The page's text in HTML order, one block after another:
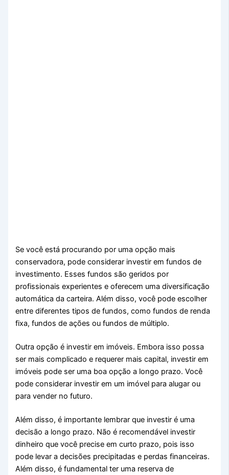
Se você está procurando por uma opção mais
conservadora, pode considerar investir em fundos de
investimento. Esses fundos são geridos por
profissionais experientes e oferecem uma diversificação
automática da carteira. Além disso, você pode escolher
entre diferentes tipos de fundos, como fundos de renda
fixa, fundos de ações ou fundos de múltiplo.
Outra opção é investir em imóveis. Embora isso possa
ser mais complicado e requerer mais capital, investir em
imóveis pode ser uma boa opção a longo prazo. Você
pode considerar investir em um imóvel para alugar ou
para vender no futuro.
Além disso, é importante lembrar que investir é uma
decisão a longo prazo. Não é recomendável investir
dinheiro que você precise em curto prazo, pois isso
pode levar a decisões precipitadas e perdas financeiras.
Além disso, é fundamental ter uma reserva de